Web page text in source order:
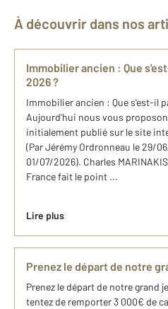
À découvrir dans nos
Immobilier ancien : Que
2026 ?
Immobilier ancien : Que s'est-il
Aujourd'hui nous vous
initialement publié sur le site
(Par Jérémy Ordronneau le 29/
01/07/2026). Charles
France fait le point ...
Lire plus
Prenez le départ de notre
Prenez le départ de notre grand
tentez de remporter 3 000€ de